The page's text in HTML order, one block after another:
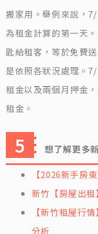
搬家用。舉例來說，
為租金計算的第一天
匙給租客，等於免費
是依照各狀況處理。
租金以及兩個月押金
租金。
想了解更多
【2026新手房
新竹【房屋出
【新竹租屋行
分析